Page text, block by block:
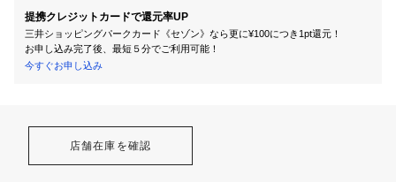
提携クレジットカードで還元率UP
三井ショッピングパークカード《セゾン》なら更に¥100につき1pt還元！
お申し込み完了後、最短５分でご利用可能！
今すぐお申し込み
店舗在庫を確認